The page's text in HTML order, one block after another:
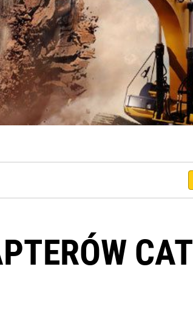
CAT